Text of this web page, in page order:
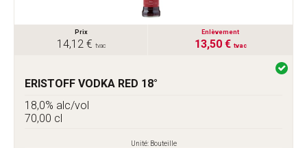
Prix
14,12 € tvac
Enlèvement
13,50 € tvac
ERISTOFF VODKA RED 18°
18,0% alc/vol
70,00 cl
Unité: Bouteille